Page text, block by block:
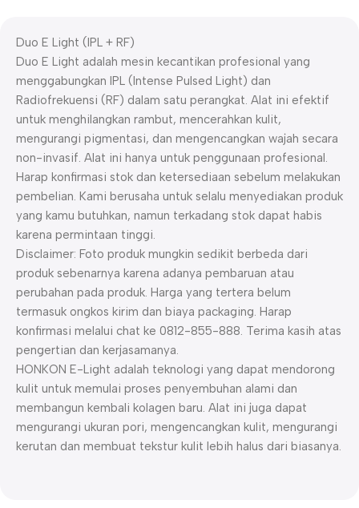
Duo E Light (IPL + RF)
Duo E Light adalah mesin kecantikan profesional yang
menggabungkan IPL (Intense Pulsed Light) dan
Radiofrekuensi (RF) dalam satu perangkat. Alat ini efektif
untuk menghilangkan rambut, mencerahkan kulit,
mengurangi pigmentasi, dan mengencangkan wajah secara
non-invasif. Alat ini hanya untuk penggunaan profesional.
Harap konfirmasi stok dan ketersediaan sebelum melakukan
pembelian. Kami berusaha untuk selalu menyediakan produk
yang kamu butuhkan, namun terkadang stok dapat habis
karena permintaan tinggi.
Disclaimer: Foto produk mungkin sedikit berbeda dari
produk sebenarnya karena adanya pembaruan atau
perubahan pada produk. Harga yang tertera belum
termasuk ongkos kirim dan biaya packaging. Harap
konfirmasi melalui chat ke 0812-855-888. Terima kasih atas
pengertian dan kerjasamanya.
HONKON E-Light adalah teknologi yang dapat mendorong
kulit untuk memulai proses penyembuhan alami dan
membangun kembali kolagen baru. Alat ini juga dapat
mengurangi ukuran pori, mengencangkan kulit, mengurangi
kerutan dan membuat tekstur kulit lebih halus dari biasanya.